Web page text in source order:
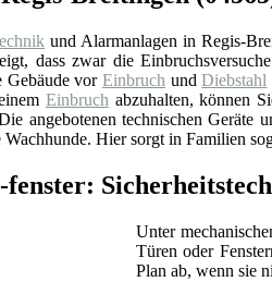
und Alarmanlagen in Regis-
dass zwar die
Gebäude vorEinbruch undDiebstahl
Einbruch abzuhalten, können
angebotenen technischen
Hier sorgt in Familien
Unter
Türen oder
Plan ab, wenn sie